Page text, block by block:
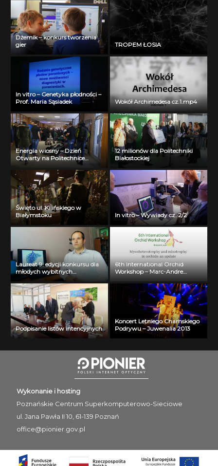
Dżemik – konkurs tworzenia
gier
TROPEM ŁOSIA
In vitro – Genetyka płodności –
Prof. Maria Sąsiadek
Wokół Archimedesa cz.1.mp4
Energia wiosny – Dzień
Otwarty na Politechnice
Białostockiej
12 milionów dla Politechniki
Białostockiej
Święto ul. Kilińskiego w
Białymstoku
In vitro – Wywiady cz. 2/2
Laureat 9. edycji konkursu dla
młodych wybitnych
naukowców- dr inż. Krzysztof
Jurczuk
6th International Orchid
Workshop – Marc-Andre
Selosse
Podpisanie listów intencyjnych
Koncert Letniego Chamskiego
Podrywu – Juwenalia 2013
Wykonanie i hosting
Poznańskie Centrum Superkomputerowo-Sieciowe
ul. Jana Pawła II 10, 61-139 Poznań
office@pionier.gov.pl